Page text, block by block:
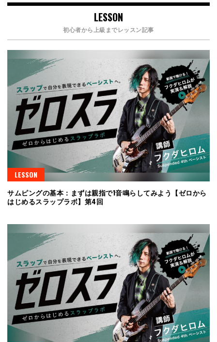
LESSON
初心者から上級までレッスン記事
LESSON
サムピングの基本：まずは親指で1音鳴らしてみよう【ゼロから
はじめるスラップラボ】第4回